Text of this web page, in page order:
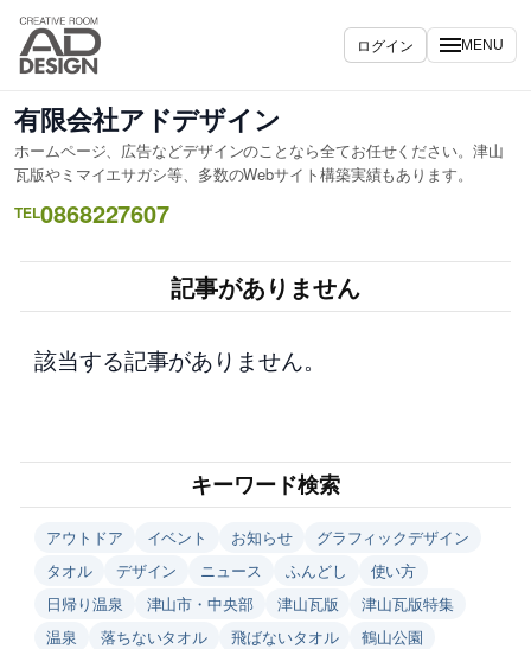
内
を
キ
ッ
プ
ログイン MENU
有限会社アドデザイン
ホームページ、広告などデザインのことなら全てお任せください。津山
瓦版やミマイエサガシ等、多数のWebサイト構築実績もあります。
TEL0868227607
記事がありません
該当する記事がありません。
キーワード検索
アウトドア イベント お知らせ
グラフィックデザイン
タオル
デザイン ニュース ふんどし
使い方
日帰り温泉
津山市・中央部 津山瓦版
津山瓦版特集
温泉
落ちないタオル 飛ばないタオル 鶴山公園